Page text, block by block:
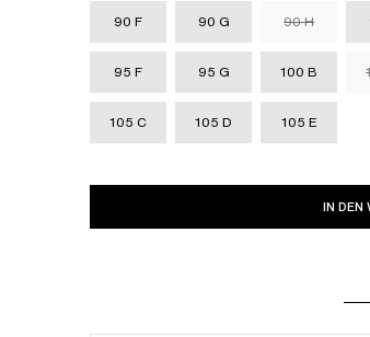
90 F 90 G 90 H
95 F 95 G 100 B
105 C 105 D 105 E
IN DEN